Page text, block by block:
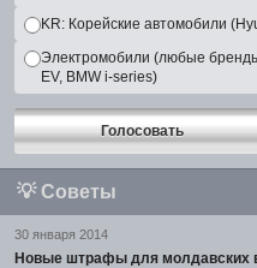
KR: Корейские автомобили
Электромобили (любые
EV, BMW i-series)
Голосовать
💡 Советы
30 января 2014
Новые штрафы для молдавских